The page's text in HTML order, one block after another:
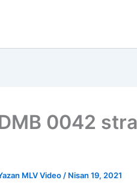
0042
MLV Video / Nisan 19, 2021